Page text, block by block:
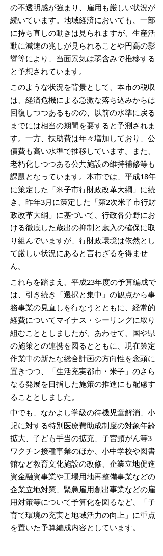
の不透明感が強まり、雇用も厳しい状況が
続いています。地域経済においても、一部
に持ち直しの動きは見られますが、生産活
動に減速の兆しが見られることや円高の影
響等により、当面景気は弱含みで推移する
と予想されています。
このような状況を背景として、本市の税収
は、経済危機による急激な落ち込みからは
回復しつつあるものの、以前の水準に戻る
までには相当の期間を要すると予測されま
す。一方、扶助費は年々増加しており、公
債費も高い水準で推移しています。また、
老朽化しつつある公共施設の維持補修等も
課題となっています。本市では、平成18年
に策定した「米子市行財政改革大綱」に続
き、昨年3月に策定した「第2次米子市行財
政改革大綱」に基づいて、行政各分野にお
ける徹底した歳出の抑制と歳入の確保に取
り組んでいますが、行財政環境は依然とし
て厳しい状況にあると言わざるを得ませ
ん。
これらを踏まえ、平成23年度の予算編成で
は、引き続き「選択と集中」の観点から事
務事業の見直しを行なうとともに、経常的
経費についてマイナス・シーリングに取り
組むこととしましたが、あわせて、国や県
の施策との連携を図るとともに、現在策定
作業中の新たな総合計画の方向性を念頭に
置きつつ、「生活充実都市・米子」のさら
なる発展を目指した施策の推進にも配慮す
ることとしました。
中でも、なかよし学級の待機児童解消、小
児に対する特別医療費助成制度の対象年齢
拡大、子ども手当の拡充、子宮頸がん等3
ワクチン接種事業のほか、小中学校や図書
館など教育文化施設の改修、企業立地促進
資金融資事業や工場用地再整備事業などの
企業立地対策、緊急雇用創出事業などの雇
用対策等について予算化を図るなど、「子
育て環境の充実と地域活力の向上」に重点
を置いた予算編成内容としています。